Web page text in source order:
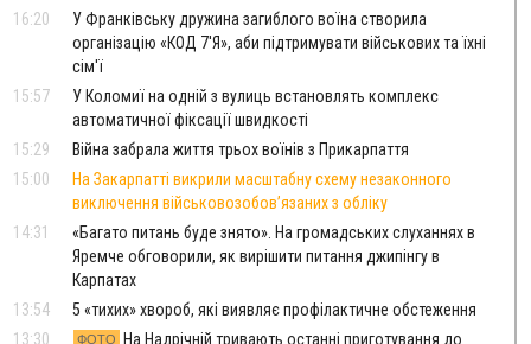
16:20
У Франківську дружина загиблого воїна створила
організацію «КОД 7'Я», аби підтримувати військових та їхні
сім'ї
15:57
У Коломиї на одній з вулиць встановлять комплекс
автоматичної фіксації швидкості
15:29
Війна забрала життя трьох воїнів з Прикарпаття
15:00
На Закарпатті викрили масштабну схему незаконного
виключення військовозобов’язаних з обліку
14:31
«Багато питань буде знято». На громадських слуханнях в
Яремче обговорили, як вирішити питання джипінгу в
Карпатах
13:54
5 «тихих» хвороб, які виявляє профілактичне обстеження
13:30
ФОТО На Надрічній тривають останні приготування до